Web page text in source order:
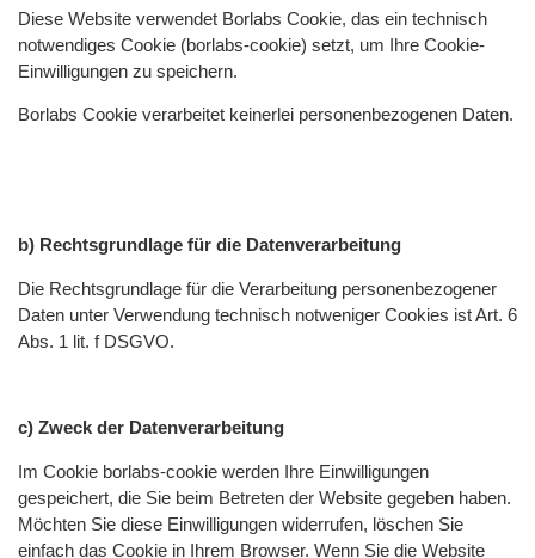
Diese Website verwendet Borlabs Cookie, das ein technisch
notwendiges Cookie (borlabs-cookie) setzt, um Ihre Cookie-
Einwilligungen zu speichern.
Borlabs Cookie verarbeitet keinerlei personenbezogenen Daten.
b) Rechtsgrundlage für die Datenverarbeitung
Die Rechtsgrundlage für die Verarbeitung personenbezogener
Daten unter Verwendung technisch notweniger Cookies ist Art. 6
Abs. 1 lit. f DSGVO.
c) Zweck der Datenverarbeitung
Im Cookie borlabs-cookie werden Ihre Einwilligungen
gespeichert, die Sie beim Betreten der Website gegeben haben.
Möchten Sie diese Einwilligungen widerrufen, löschen Sie
einfach das Cookie in Ihrem Browser. Wenn Sie die Website